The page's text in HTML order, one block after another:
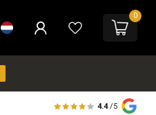
0
4.4 /5